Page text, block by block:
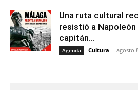
Una ruta cultural
resistió a Napoleón
capitán...
Agenda Cultura - agosto